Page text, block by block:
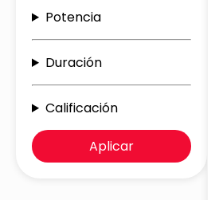
Potencia
Duración
Calificación
Aplicar